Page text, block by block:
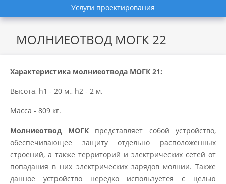
Услуги проектирования
МОЛНИЕОТВОД МОГК 22
Характеристика молниеотвода МОГК 21:
Высота, h1 - 20 м., h2 - 2 м.
Масса - 809 кг.
Молниеотвод МОГКпредставляет собой устройство,
обеспечивающее защиту отдельно расположенных
строений, а также территорий и электрических сетей от
попадания в них электрических зарядов молнии. Также
данное устройство нередко используется с целью